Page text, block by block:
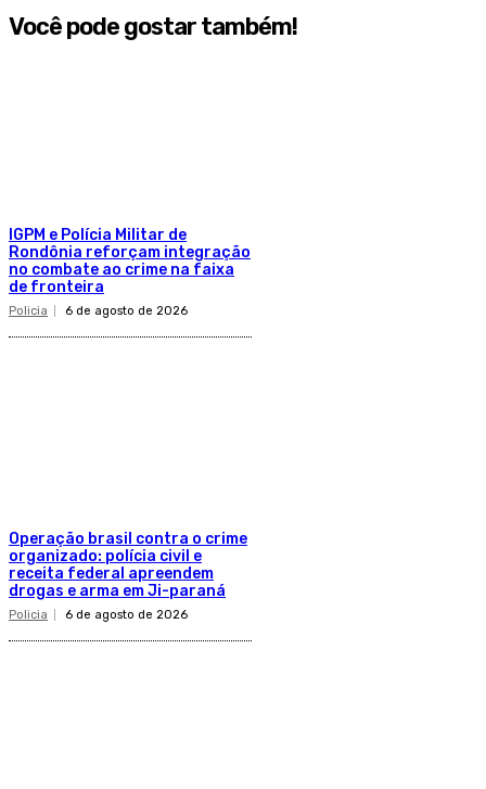
Você pode gostar também!
IGPM e Polícia Militar de
Rondônia reforçam integração
no combate ao crime na faixa
de fronteira
Policia 6 de agosto de 2026
Operação brasil contra o crime
organizado: polícia civil e
receita federal apreendem
drogas e arma em Ji-paraná
Policia 6 de agosto de 2026